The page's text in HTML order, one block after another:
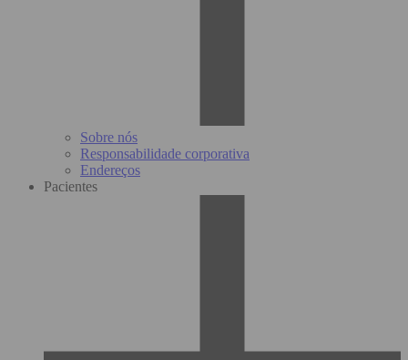
Sobre nós
Responsabilidade corporativa
Endereços
Pacientes